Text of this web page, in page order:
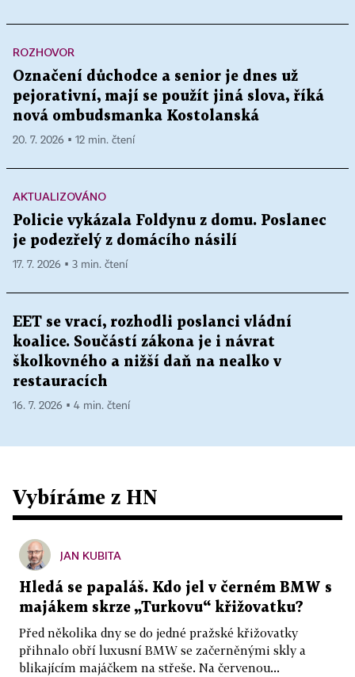
ROZHOVOR
Označení důchodce a senior je dnes už
pejorativní, mají se použít jiná slova, říká
nová ombudsmanka Kostolanská
20. 7. 2026 ▪ 12 min. čtení
AKTUALIZOVÁNO
Policie vykázala Foldynu z domu. Poslanec
je podezřelý z domácího násilí
17. 7. 2026 ▪ 3 min. čtení
EET se vrací, rozhodli poslanci vládní
koalice. Součástí zákona je i návrat
školkovného a nižší daň na nealko v
restauracích
16. 7. 2026 ▪ 4 min. čtení
Vybíráme z HN
JAN KUBITA
Hledá se papaláš. Kdo jel v černém BMW s
majákem skrze „Turkovu“ křižovatku?
Před několika dny se do jedné pražské křižovatky
přihnalo obří luxusní BMW se začerněnými skly a
blikajícím majáčkem na střeše. Na červenou...